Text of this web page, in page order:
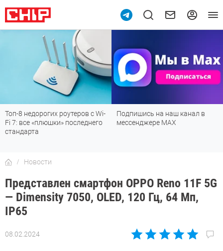
Топ-8 недорогих роутеров с Wi-
Fi 7: все «плюшки» последнего
стандарта
Подпишись на наш канал в
мессенджере МАХ
Новости
Представлен смартфон OPPO Reno 11F 5G
— Dimensity 7050, OLED, 120 Гц, 64 Мп,
IP65
08.02.2024
Автор: